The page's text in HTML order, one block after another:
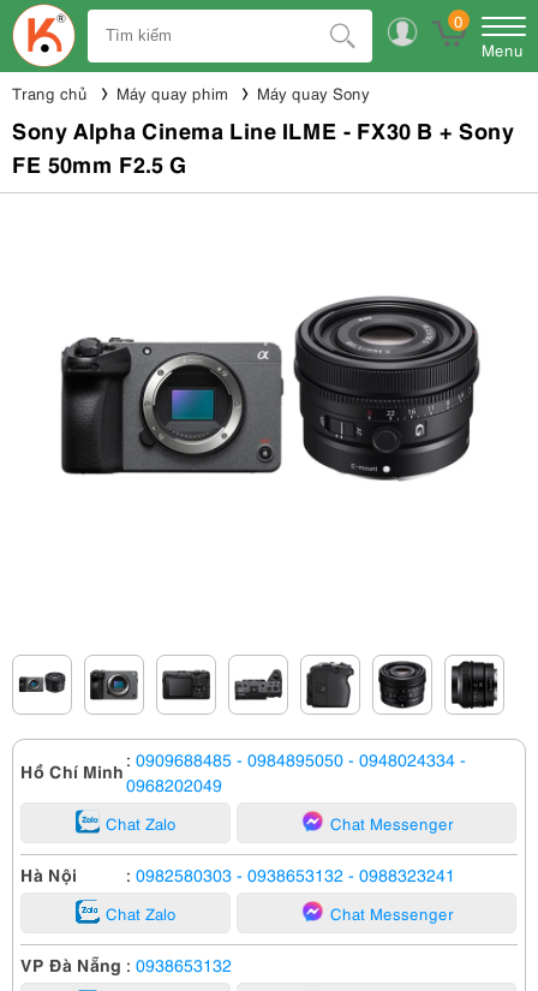
0
Menu
Trang chủ Máy quay phim Máy quay Sony
Sony Alpha Cinema Line ILME - FX30 B + Sony
FE 50mm F2.5 G
Hồ Chí Minh : 0909688485 - 0984895050 - 0948024334 -
0968202049
Chat Zalo Chat Messenger
Hà Nội : 0982580303 - 0938653132 - 0988323241
Chat Zalo Chat Messenger
VP Đà Nẵng : 0938653132